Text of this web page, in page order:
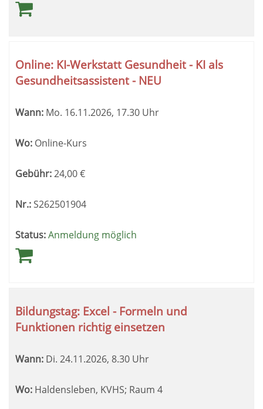
Online: KI-Werkstatt Gesundheit - KI als
Gesundheitsassistent - NEU
Wann: Mo. 16.11.2026, 17.30 Uhr
Wo: Online-Kurs
Gebühr:24,00€
Nr.:S262501904
Status:Anmeldung möglich
Bildungstag: Excel - Formeln und
Funktionen richtig einsetzen
Wann: Di. 24.11.2026, 8.30 Uhr
Wo: Haldensleben, KVHS; Raum 4